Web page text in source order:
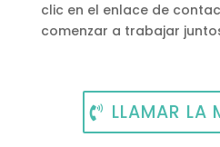
clic en el enlace de
comenzar a trabajar
LLAMAR LA